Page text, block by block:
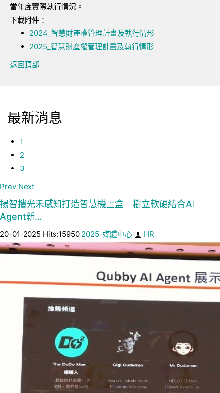
當年度實際執行情況。
下載附件：
2024_智慧財產權管理計畫及執行情形
2025_智慧財產權管理計畫及執行情形
返回頂部
最新消息
1
2
3
Prev Next
揚智攜光禾感知打造智慧機上盒 樹立軟硬結合AI
Agent新…
20-01-2025 Hits:15950 2025-媒體中心 HR